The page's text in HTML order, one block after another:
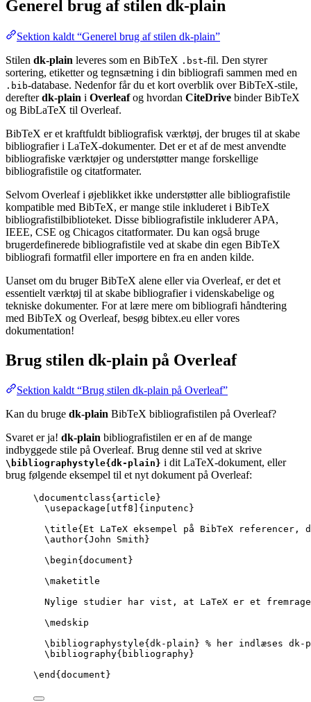
Generel brug af stilen dk-plain
Sektion kaldt “Generel brug af stilen dk-plain”
Stilen dk-plain leveres som en BibTeX .bst-fil. Den styrer
sortering, etiketter og tegnsætning i din bibliografi sammen med en
.bib-database. Nedenfor får du et kort overblik over BibTeX-stile,
derefterdk-plain i Overleafog hvordan CiteDrive binder BibTeX
og BibLaTeX til Overleaf.
BibTeX er et kraftfuldt bibliografisk værktøj, der bruges til at skabe
bibliografier i LaTeX-dokumenter. Det er et af de mest anvendte
bibliografiske værktøjer og understøtter mange forskellige
bibliografistile og citatformater.
Selvom Overleaf i øjeblikket ikke understøtter alle bibliografistile
kompatible med BibTeX, er mange stile inkluderet i BibTeX
bibliografistilbiblioteket. Disse bibliografistile inkluderer APA,
IEEE, CSE og Chicagos citatformater. Du kan også bruge
brugerdefinerede bibliografistile ved at skabe din egen BibTeX
bibliografi formatfil eller importere en fra en anden kilde.
Uanset om du bruger BibTeX alene eller via Overleaf, er det et
essentielt værktøj til at skabe bibliografier i videnskabelige og
tekniske dokumenter. For at lære mere om bibliografi håndtering
med BibTeX og Overleaf, besøg bibtex.eu eller vores
dokumentation!
Brug stilen dk-plain på Overleaf
Sektion kaldt “Brug stilen dk-plain på Overleaf”
Kan du bruge dk-plain BibTeX bibliografistilen på Overleaf?
Svaret er ja! dk-plain bibliografistilen er en af de mange
indbyggede stile på Overleaf. Brug denne stil ved at skrive
\bibliographystyle{dk-plain} i dit LaTeX-dokument, eller
brug følgende eksempel til et nyt dokument på Overleaf:
\documentclass{ article }
\usepackage
utf8 ]{ inputenc }
\title{Et LaTeX eksempel på BibTeX
\author{John Smith}
\begin{ document }
\maketitle
Nylige studier har vist, at LaTeX er et
\medskip
\bibliographystyle{dk-plain} % her indlæses
\bibliography{bibliography}
\end { document }